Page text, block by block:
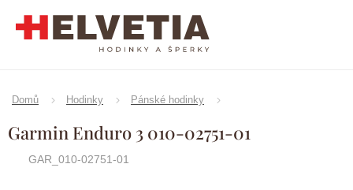
Domů Hodinky Pánské hodinky
Garmin Enduro 3 010-02751-01
GAR_010-02751-01